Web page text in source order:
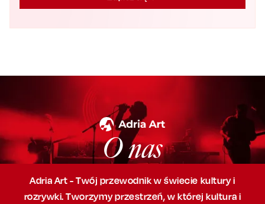
O nas
Adria Art - Twój przewodnik w świecie kultury i
rozrywki. Tworzymy przestrzeń,w której kultura i